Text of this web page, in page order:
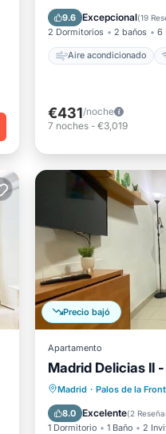
9.6 Excepcional(19
2 Dormitorios 2 baños 6
Aire acondicionado
Apto para
€431/noche
7 noches - €3,019
Precio bajó
Apartamento
Madrid Delicias II
Madrid · Palos de la
8.0 Excelente(2
1 Dormitorio 1 Baño 2
Cocina
Accesible en